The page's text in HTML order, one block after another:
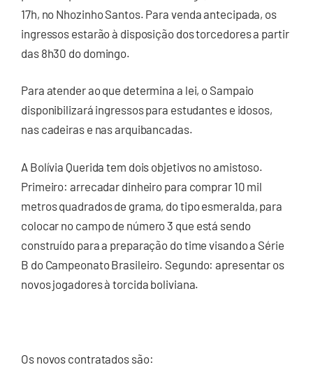
17h, no Nhozinho Santos. Para venda antecipada, os
ingressos estarão à disposição dos torcedores a partir
das 8h30 do domingo.
Para atender ao que determina a lei, o Sampaio
disponibilizará ingressos para estudantes e idosos,
nas cadeiras e nas arquibancadas.
A Bolívia Querida tem dois objetivos no amistoso.
Primeiro: arrecadar dinheiro para comprar 10 mil
metros quadrados de grama, do tipo esmeralda, para
colocar no campo de número 3 que está sendo
construído para a preparação do time visando a Série
B do Campeonato Brasileiro. Segundo: apresentar os
novos jogadores à torcida boliviana.
Os novos contratados são: